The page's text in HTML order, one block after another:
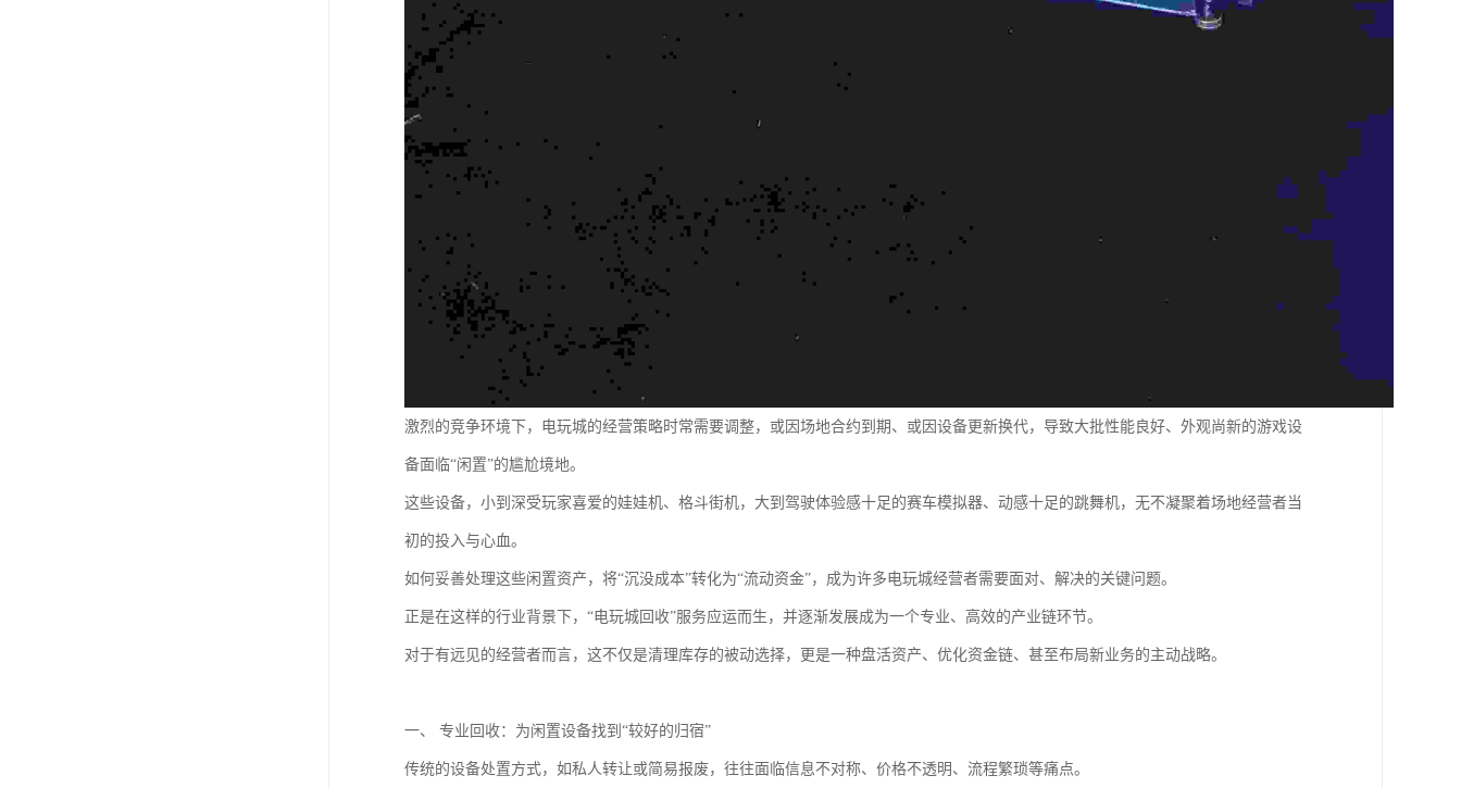
激烈的竞争环境下，电玩城的经营策略时常需要调整，或因场地合约到期、或因设备更新换代，导致大批性能良好、外观尚新的游戏设
备面临“闲置”的尴尬境地。
这些设备，小到深受玩家喜爱的娃娃机、格斗街机，大到驾驶体验感十足的赛车模拟器、动感十足的跳舞机，无不凝聚着场地经营者当
初的投入与心血。
如何妥善处理这些闲置资产，将“沉没成本”转化为“流动资金”，成为许多电玩城经营者需要面对、解决的关键问题。
正是在这样的行业背景下，“电玩城回收”服务应运而生，并逐渐发展成为一个专业、高效的产业链环节。
对于有远见的经营者而言，这不仅是清理库存的被动选择，更是一种盘活资产、优化资金链、甚至布局新业务的主动战略。
一、 专业回收：为闲置设备找到“较好的归宿”
传统的设备处置方式，如私人转让或简易报废，往往面临信息不对称、价格不透明、流程繁琐等痛点。